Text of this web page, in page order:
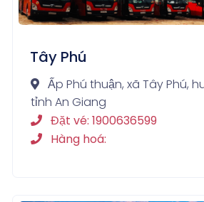
Tây Phú
Ấp Phú thuận, xã Tây Phú,
tỉnh An Giang
Đặt vé: 1900636599
Hàng hoá: